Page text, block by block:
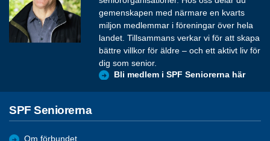
gemenskapen med närmare en kvarts
miljon medlemmar i föreningar över hela
landet. Tillsammans verkar vi för att skapa
bättre villkor för äldre – och ett aktivt liv för
dig som senior.
Bli medlem i SPF Seniorerna här
SPF Seniorerna
Om förbundet